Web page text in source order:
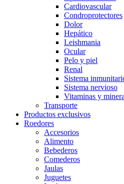
Cardiovascular
Condroprotectores
Dolor
Hepático
Leishmania
Ocular
Pelo y piel
Renal
Sistema
Sistema nervioso
Vitaminas y
Transporte
Productos exclusivos
Roedores
Accesorios
Alimento
Bebederos
Comederos
Jaulas
Juguetes